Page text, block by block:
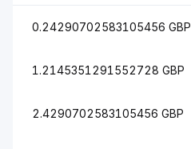
0.24290702583105456 GBP
1.2145351291552728 GBP
2.4290702583105456 GBP